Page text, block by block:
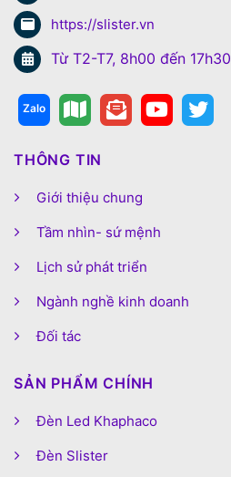
https://slister.vn
Từ T2-T7, 8h00 đến 17h30
THÔNG TIN
Giới thiệu chung
Tầm nhìn- sứ mệnh
Lịch sử phát triển
Ngành nghề kinh doanh
Đối tác
SẢN PHẨM CHÍNH
Đèn Led Khaphaco
Đèn Slister